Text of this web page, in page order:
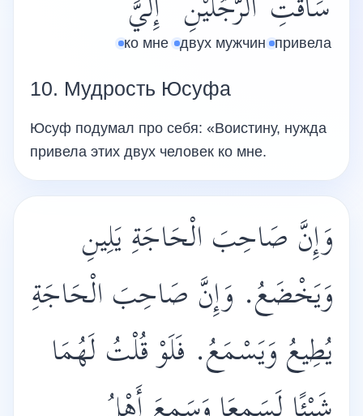
سَاقَتِ
привела
الرَّجُلَيْنِ
двух мужчин
إِلَيَّ
ко мне
10. Мудрость Юсуфа
Юсуф подумал про себя: «Воистину, нужда
привела этих двух человек ко мне.
وَإِنَّ صَاحِبَ الْحَاجَةِ يَلِينِ
وَيَخْضَعُ. وَإِنَّ صَاحِبَ الْحَاجَةِ
يُطِيعُ وَيَسْمَعُ. فَلَوْ قُلْتُ لَهُمَا